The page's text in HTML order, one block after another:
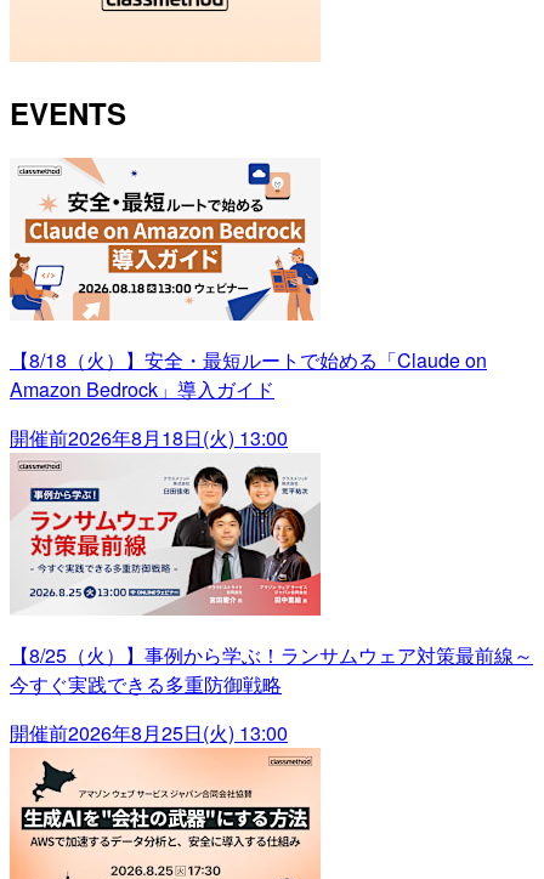
EVENTS
【8/18（火）】安全・最短ルートで始める「Claude on
Amazon Bedrock」導入ガイド
開催前2026年8月18日(火) 13:00
【8/25（火）】事例から学ぶ！ランサムウェア対策最前線～
今すぐ実践できる多重防御戦略
開催前2026年8月25日(火) 13:00